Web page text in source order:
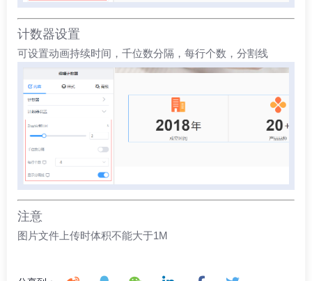
计数器设置
可设置动画持续时间，千位数分隔，每行个数，分割线
注意
图片文件上传时体积不能大于1M